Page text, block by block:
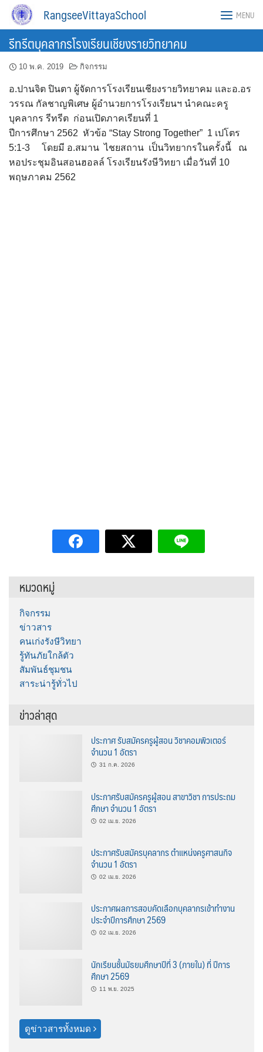
Skip
content
RangseeVittayaSchool MENU
รีทรีตบุคลากรโรงเรียนเชียงรายวิทยาคม
10 พ.ค. 2019 กิจกรรม
อ.ปานจิต ปินตา ผู้จัดการโรงเรียนเชียงรายวิทยาคม และอ.อร
วรรณ กัลชาญพิเศษ ผู้อำนวยการโรงเรียนฯ นำคณะครู
บุคลากร รีทรีต ก่อนเปิดภาคเรียนที่ 1
ปีการศึกษา 2562 หัวข้อ “Stay Strong Together” 1 เปโตร
5:1-3 โดยมี อ.สมาน ไชยสถาน เป็นวิทยากรในครั้งนี้ ณ
หอประชุมอินสอนฮอลล์ โรงเรียนรังษีวิทยา เมื่อวันที่ 10
พฤษภาคม 2562
หมวดหมู่
กิจกรรม
ข่าวสาร
คนเก่งรังษีวิทยา
รู้ทันภัยใกล้ตัว
สัมพันธ์ชุมชน
สาระน่ารู้ทั่วไป
ข่าวล่าสุด
ประกาศ รับสมัครครูผู้สอน วิชาคอมพิวเตอร์
จำนวน 1 อัตรา
31 ก.ค. 2026
ประกาศรับสมัครครูผู้สอน สาขาวิชา การประถม
ศึกษา จำนวน 1 อัตรา
02 เม.ย. 2026
ประกาศรับสมัครบุคลากร ตำแหน่งครูศาสนกิจ
จำนวน 1 อัตรา
02 เม.ย. 2026
ประกาศผลการสอบคัดเลือกบุคลากรเข้าทำงาน
ประจำปีการศึกษา 2569
02 เม.ย. 2026
นักเรียนชั้นมัธยมศึกษาปีที่ 3 (ภายใน) ที่ ปีการ
ศึกษา 2569
11 พ.ย. 2025
ดูข่าวสารทั้งหมด